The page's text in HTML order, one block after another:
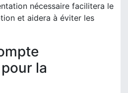
nécessaire facilitera le
et aidera à éviter les
la